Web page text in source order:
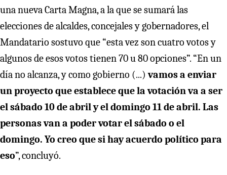
una nueva Carta Magna, a la que se sumará las
elecciones de alcaldes, concejales y gobernadores, el
Mandatario sostuvo que “esta vez son cuatro votos y
algunos de esos votos tienen 70 u 80 opciones”. “En un
día no alcanza, y como gobierno (...)vamos a enviar
un proyecto que establece que la votación va a ser
el sábado 10 de abril y el domingo 11 de abril. Las
personas van a poder votar el sábado o el
domingo. Yo creo que si hay acuerdo político para
eso”, concluyó.